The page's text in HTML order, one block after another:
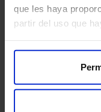
que les haya
partir del uso que
Si tens implants
tinguin en compte
personal mèdic
còmoda durant la